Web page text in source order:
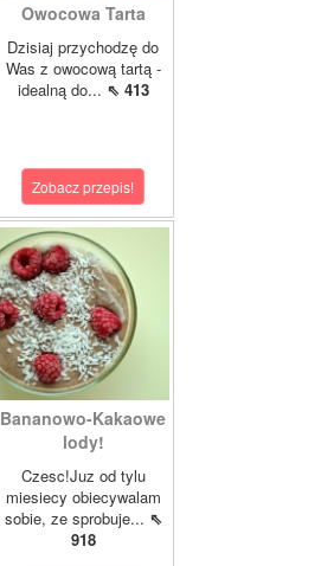
Owocowa Tarta
Dzisiaj przychodzę do
Was z owocową tartą -
idealną do... ⇖ 413
Zobacz przepis!
Bananowo-Kakaowe
lody!
Czesc!Juz od tylu
miesiecy obiecywalam
sobie, ze sprobuje... ⇖
918